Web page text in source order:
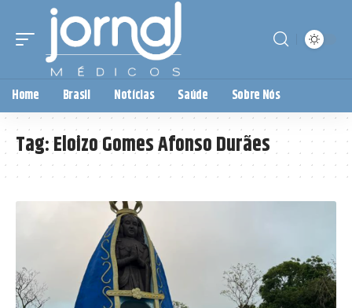
Home Brasil Notícias Saúde Sobre Nós
Tag:Eloizo Gomes Afonso Durães